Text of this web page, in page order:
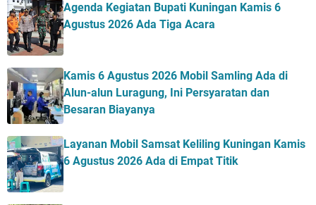
Agenda Kegiatan Bupati Kuningan Kamis 6
Agustus 2026 Ada Tiga Acara
Kamis 6 Agustus 2026 Mobil Samling Ada di
Alun-alun Luragung, Ini Persyaratan dan
Besaran Biayanya
Layanan Mobil Samsat Keliling Kuningan Kamis
6 Agustus 2026 Ada di Empat Titik